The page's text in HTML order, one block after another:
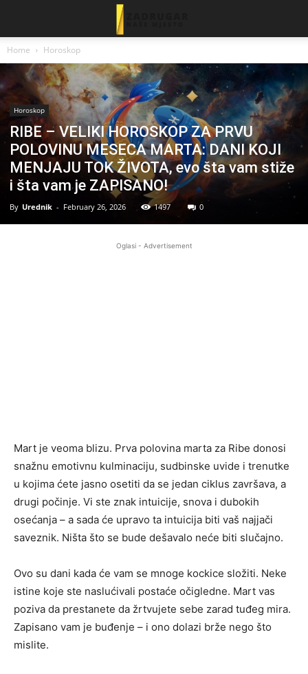
Home Horoskop
Horoskop
RIBE – VELIKI HOROSKOP ZA PRVU
POLOVINU MESECA MARTA: DANI KOJI
MENJAJU TOK ŽIVOTA, evo šta vam stiže
i šta vam je ZAPISANO!
By Urednik - February 26, 2026 1497 0
Oglasi - Advertisement
Mart je veoma blizu. Prva polovina marta za Ribe donosi
snažnu emotivnu kulminaciju, sudbinske uvide i trenutke
u kojima ćete jasno osetiti da se jedan ciklus završava, a
drugi počinje. Vi ste znak intuicije, snova i dubokih
osećanja – a sada će upravo ta intuicija biti vaš najjači
saveznik. Ništa što se bude dešavalo neće biti slučajno.
Ovo su dani kada će vam se mnoge kockice složiti. Neke
istine koje ste naslućivali postaće očigledne. Mart vas
poziva da prestanete da žrtvujete sebe zarad tuđeg mira.
Zapisano vam je buđenje – i ono dolazi brže nego što
mislite.